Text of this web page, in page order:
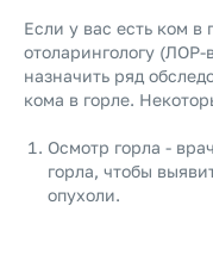
Если у вас есть ком в
отоларингологу
назначить ряд
кома в горле.
Осмотр горла -
горла, чтобы
опухоли.